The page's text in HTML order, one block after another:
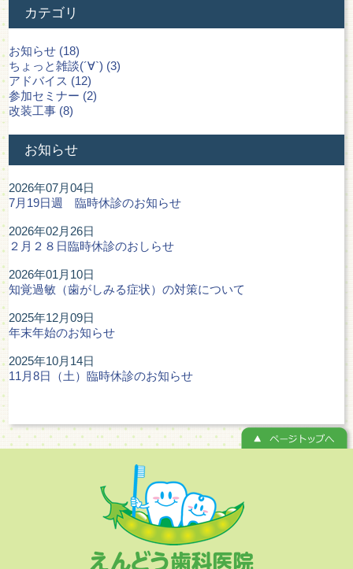
カテゴリ
お知らせ (18)
ちょっと雑談(´∀`) (3)
アドバイス (12)
参加セミナー (2)
改装工事 (8)
お知らせ
2026年07月04日
7月19日週 臨時休診のお知らせ
2026年02月26日
２月２８日臨時休診のおしらせ
2026年01月10日
知覚過敏（歯がしみる症状）の対策について
2025年12月09日
年末年始のお知らせ
2025年10月14日
11月8日（土）臨時休診のお知らせ